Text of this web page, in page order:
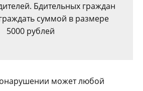
Бдительных граждан
суммой в размере
5000 рублей
может любой